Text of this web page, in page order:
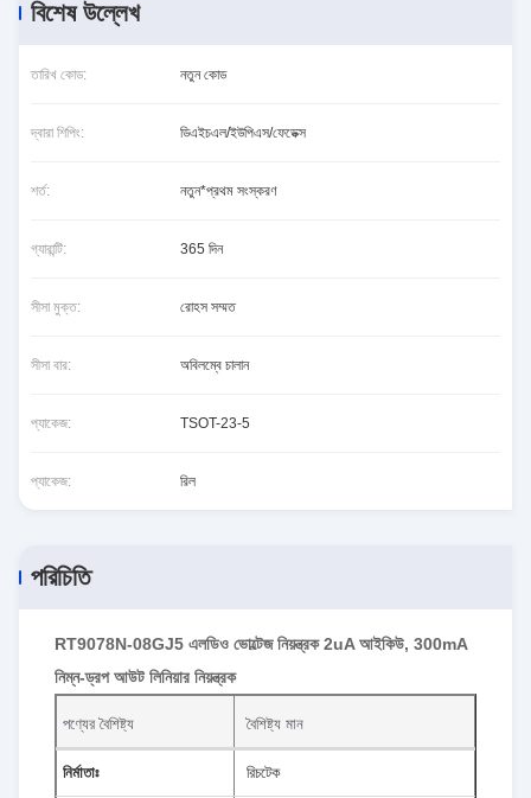
বিশেষ উল্লেখ
তারিখ কোড: নতুন কোড
দ্বারা শিপিং: ডিএইচএল/ইউপিএস/ফেডেক্স
শর্ত: নতুন*প্রথম সংস্করণ
গ্যারান্টি: 365 দিন
সীসা মুক্ত: রোহস সম্মত
সীসা বার: অবিলম্বে চালান
প্যাকেজ: TSOT-23-5
প্যাকেজ: রিল
পরিচিতি
RT9078N-08GJ5 এলডিও ভোল্টেজ নিয়ন্ত্রক 2uA আইকিউ, 300mA
নিম্ন-ড্রপ আউট লিনিয়ার নিয়ন্ত্রক
পণ্যের বৈশিষ্ট্য বৈশিষ্ট্য মান
নির্মাতাঃ রিচটেক